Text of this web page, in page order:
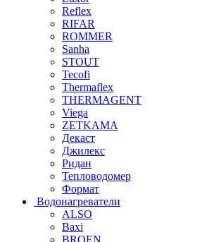
Reflex
RIFAR
ROMMER
Sanha
STOUT
Tecofi
Thermaflex
THERMAGENT
Viega
ZETKAMA
Декаст
Джилекс
Ридан
Тепловодомер
Формат
Водонагреватели
ALSO
Baxi
BROEN